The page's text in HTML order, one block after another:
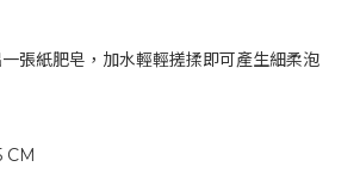
張紙肥皂，加水輕輕搓揉即可產生細柔泡
CM